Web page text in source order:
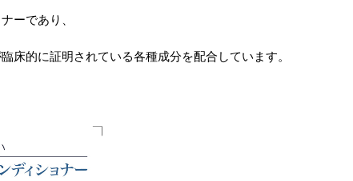
ーであり、
床的に証明されている各種成分を配合しています。